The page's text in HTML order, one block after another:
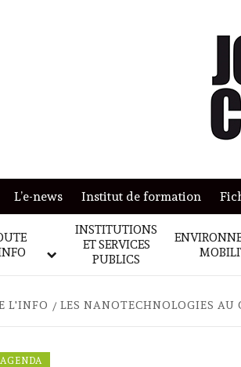
L’e-news Institut de formation
INSTITUTIONS
ET SERVICES
PUBLICS
L'INFO LES NANOTECHNOLOGIES AU
AGENDA